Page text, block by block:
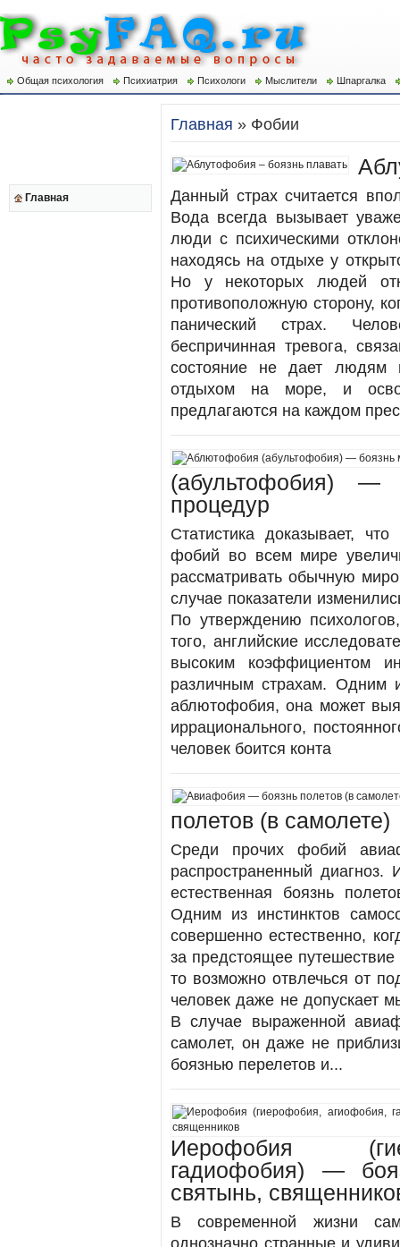
Общая психология Психиатрия Психологи Мыслители Шпаргалка
Главная
Главная » Фобии
Данный страх считается
Вода всегда вызывает
люди с психическими
находясь на отдыхе у
Но у некоторых людей
противоположную сторону,
панический страх.
беспричинная тревога,
состояние не дает людям
отдыхом на море, и
предлагаются на каждом
(абультофобия)
процедур
Статистика доказывает,
фобий во всем мире
рассматривать обычную
случае показатели
По утверждению
того, английские
высоким коэффициентом
различным страхам. Одним
аблютофобия, она может
иррационального,
человек боится конта
полетов (в самолете)
Среди прочих фобий
распространенный диагноз.
естественная боязнь
Одним из инстинктов
совершенно естественно,
за предстоящее
то возможно отвлечься от
человек даже не допускает
В случае выраженной
самолет, он даже не
боязнью перелетов и...
Иерофобия
гадиофобия) —
святынь,
В современной жизни
однозначно странные и